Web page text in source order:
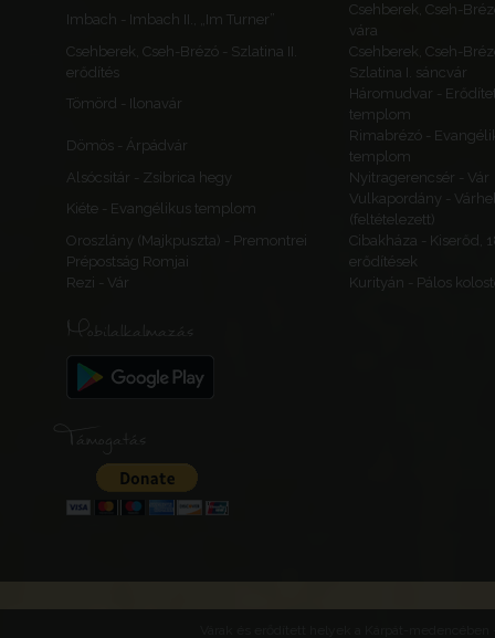
Imbach - Imbach II., „Im Turner”
Csehberek, Cseh-
vára
Csehberek, Cseh-Brézó - Szlatina II.
erődítés
Csehberek, Cseh-
Szlatina I. sáncvár
Tömörd - Ilonavár
Háromudvar -
templom
Dömös - Árpádvár
Rimabrézó -
templom
Alsócsitár - Zsibrica hegy
Nyitragerencsér - Vár
Kiéte - Evangélikus templom
Vulkapordány -
(feltételezett)
Oroszlány (Majkpuszta) - Premontrei
Prépostság Romjai
Cibakháza - Kiserőd,
erődítések
Rezi - Vár
Kurityán - Pálos
Mobilalkalmazás
Támogatás